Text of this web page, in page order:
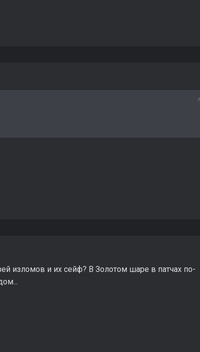
изломов и их сейф? В Золотом шаре в патчах по-